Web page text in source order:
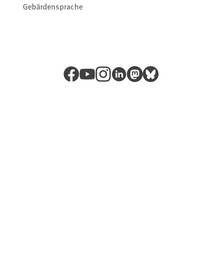
Gebärdensprache